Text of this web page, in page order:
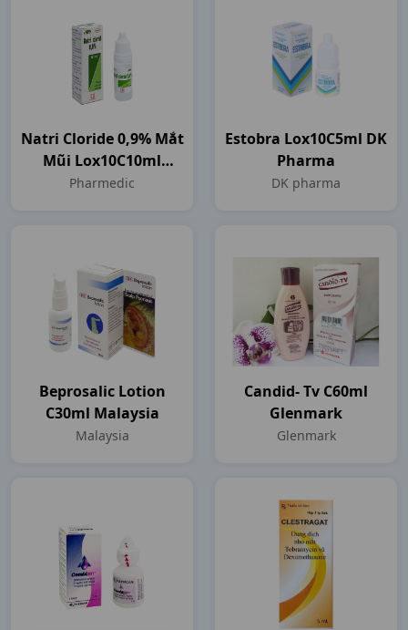
Natri Cloride 0,9% Mắt
Mũi Lox10C10ml
Pharmedic
Pharmedic
Estobra Lox10C5ml DK
Pharma
DK pharma
Beprosalic Lotion
C30ml Malaysia
Malaysia
Candid- Tv C60ml
Glenmark
Glenmark